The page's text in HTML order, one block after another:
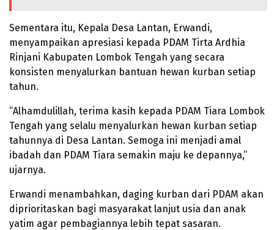
Sementara itu, Kepala Desa Lantan, Erwandi,
menyampaikan apresiasi kepada PDAM Tirta Ardhia
Rinjani Kabupaten Lombok Tengah yang secara
konsisten menyalurkan bantuan hewan kurban setiap
tahun.
“Alhamdulillah, terima kasih kepada PDAM Tiara Lombok
Tengah yang selalu menyalurkan hewan kurban setiap
tahunnya di Desa Lantan. Semoga ini menjadi amal
ibadah dan PDAM Tiara semakin maju ke depannya,”
ujarnya.
Erwandi menambahkan, daging kurban dari PDAM akan
diprioritaskan bagi masyarakat lanjut usia dan anak
yatim agar pembagiannya lebih tepat sasaran.